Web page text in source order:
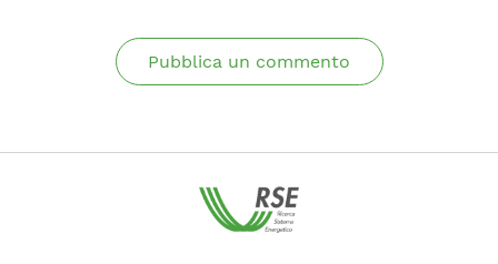
Pubblica un commento